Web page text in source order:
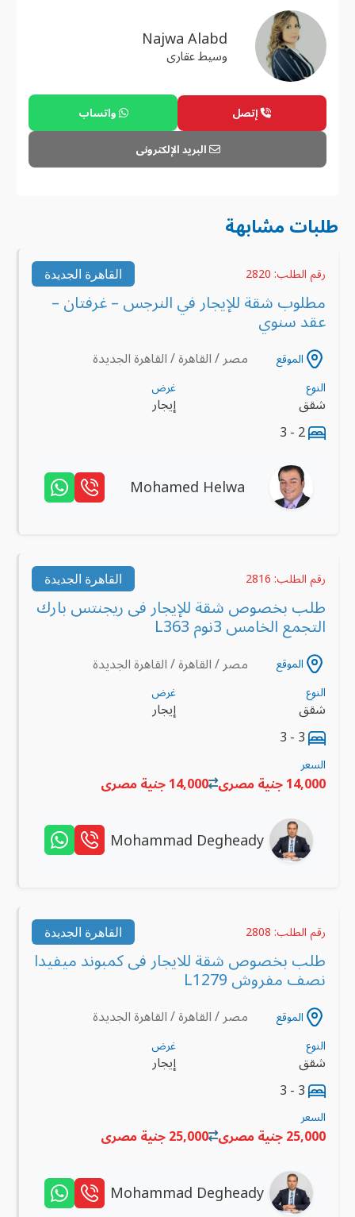
Najwa Alabd
وسيط عقارى
إتصل واتساب
البريد الإلكترونى
طلبات مشابهة
رقم الطلب: 2820 القاهرة الجديدة
مطلوب شقة للإيجار في النرجس – غرفتان –
عقد سنوي
الموقع مصر / القاهرة / القاهرة الجديدة
النوع
شقق
غرض
إيجار
2 - 3
Mohamed Helwa
رقم الطلب: 2816 القاهرة الجديدة
طلب بخصوص شقة للإيجار فى ريجنتس بارك
التجمع الخامس 3نوم L363
الموقع مصر / القاهرة / القاهرة الجديدة
النوع
شقق
غرض
إيجار
السعر
14,000 جنية مصرى 14,000 جنية مصرى
Mohammad Degheady
رقم الطلب: 2808 القاهرة الجديدة
طلب بخصوص شقة للايجار فى كمبوند ميفيدا
نصف مفروش L1279
الموقع مصر / القاهرة / القاهرة الجديدة
النوع
شقق
غرض
إيجار
السعر
25,000 جنية مصرى 25,000 جنية مصرى
Mohammad Degheady